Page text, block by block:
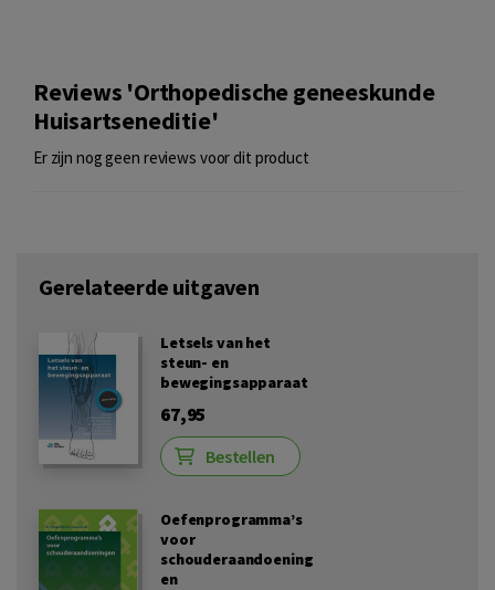
Reviews 'Orthopedische geneeskunde
Huisartseneditie'
Er zijn nog geen reviews voor dit product
Gerelateerde uitgaven
Letsels van het
steun- en
bewegingsapparaat
67,95
Bestellen
Oefenprogramma’s
voor
schouderaandoening
en